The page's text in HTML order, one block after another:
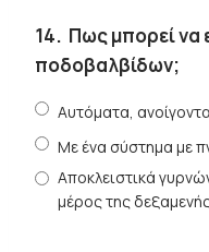
14. Πως μπορεί να
ποδοβαλβίδων;
Αυτόματα,
Με ένα σύστημα με
Αποκλειστικά
μέρος της